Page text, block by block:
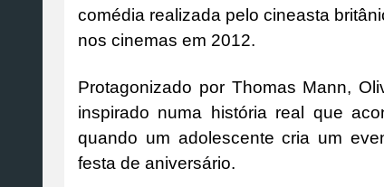
comédia realizada pelo cineasta
nos cinemas em 2012.
Protagonizado por Thomas Mann,
inspirado numa história real que
quando um adolescente cria um
festa de aniversário.